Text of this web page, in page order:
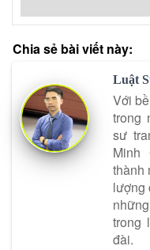
Chia sẻ bài viết này:
Luật
Với
trong
sư
Minh
thành
lượng
trong
đài.